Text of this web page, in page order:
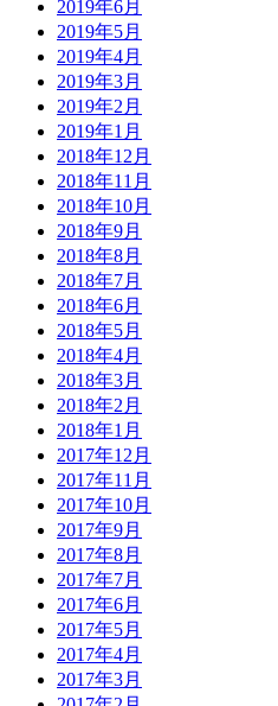
2019年6月
2019年5月
2019年4月
2019年3月
2019年2月
2019年1月
2018年12月
2018年11月
2018年10月
2018年9月
2018年8月
2018年7月
2018年6月
2018年5月
2018年4月
2018年3月
2018年2月
2018年1月
2017年12月
2017年11月
2017年10月
2017年9月
2017年8月
2017年7月
2017年6月
2017年5月
2017年4月
2017年3月